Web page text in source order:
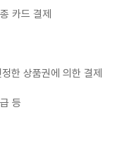
카드 결제
한 상품권에 의한 결제
등